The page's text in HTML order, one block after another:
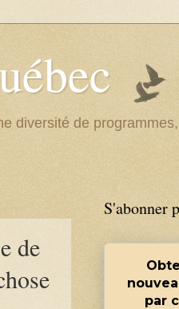
diversité de
de
S'abonner
par